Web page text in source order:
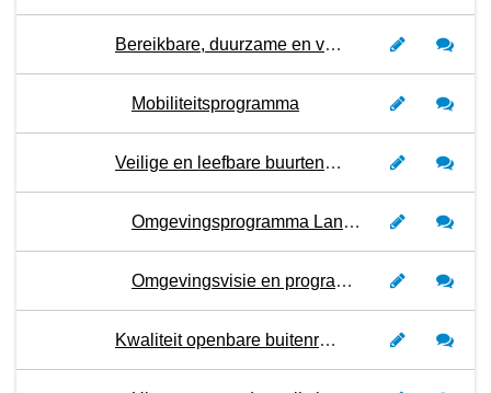
Bereikbare, duurzame en verkeersveilige mobiliteit
Mobiliteitsprogramma
Veilige en leefbare buurten, dorpen en landelijk gebied
Omgevingsprogramma Landelijk gebied
Omgevingsvisie en programma’s
Kwaliteit openbare buitenruimte